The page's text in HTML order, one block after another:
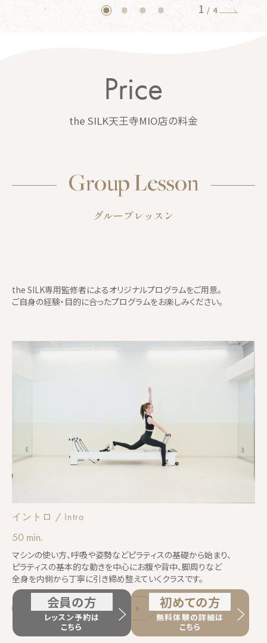
1 / 4
Price
the SILK天王寺MIO店の料金
Group Lesson
グループレッスン
the SILK専用監修者によるオリジナルプログラムをご用意。
ご自身の経験・目的に合ったプログラムをお楽しみください。
イントロ / Intro
50 min.
マシンの使い方、呼吸や姿勢などピラティスの基礎から始まり、
ピラティスの基本的な動きを中心にお腹や背中、脚周りなど
全身を内側から丁寧に引き締め整えていくクラスです。
レッスン情報を見る
会員の方
レッスン予約は
こちら
初めての方
無料体験の詳細は
こちら